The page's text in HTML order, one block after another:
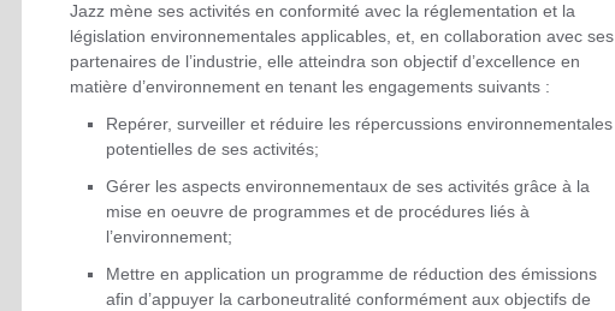
Jazz mène ses activités en conformité avec la réglementation et la
législation environnementales applicables, et, en collaboration avec ses
partenaires de l’industrie, elle atteindra son objectif d’excellence en
matière d’environnement en tenant les engagements suivants :
Repérer, surveiller et réduire les répercussions environnementales
potentielles de ses activités;
Gérer les aspects environnementaux de ses activités grâce à la
mise en oeuvre de programmes et de procédures liés à
l’environnement;
Mettre en application un programme de réduction des émissions
afin d’appuyer la carboneutralité conformément aux objectifs de